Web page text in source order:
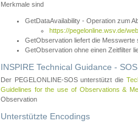
Merkmale sind
GetDataAvailability - Operation zum
https://pegelonline.wsv.de/
GetObservation liefert die
GetObservation ohne einen Zeitfilter
INSPIRE Technical Guidance -
Der PEGELONLINE-SOS unterstützt die
Guidelines for the use of Observations &
Observation
Unterstützte Encodings